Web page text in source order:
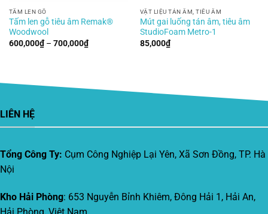
TẤM LEN GỖ
Tấm len gỗ tiêu âm Remak®
Woodwool
600,000₫ – 700,000₫Khoảng
giá:
VẬT LIỆU TÁN ÂM, TIÊU ÂM
Mút gai luống tán âm, tiêu âm
StudioFoam Metro-1
85,000₫
LIÊN HỆ
Tổng Công Ty: Cụm Công Nghiệp Lại Yên, Xã Sơn Đồng, TP. Hà
Nội
Kho Hải Phòng: 653 Nguyễn Bỉnh Khiêm, Đông Hải 1, Hải An,
Hải Phòng, Việt Nam